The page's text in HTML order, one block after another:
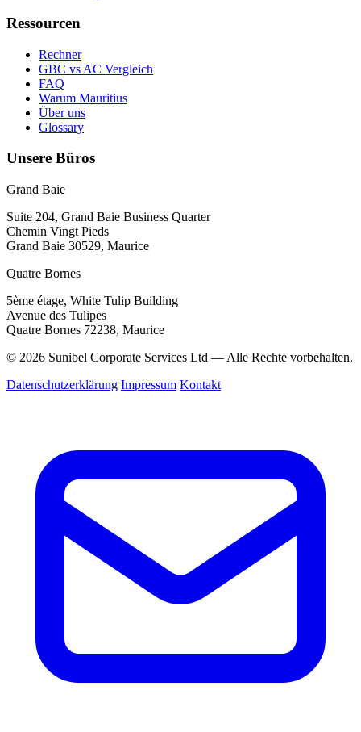
Ressourcen
Rechner
GBC vs AC Vergleich
FAQ
Warum Mauritius
Über uns
Glossary
Unsere Büros
Grand Baie
Suite 204, Grand Baie Business Quarter
Chemin Vingt Pieds
Grand Baie 30529, Maurice
Quatre Bornes
5ème étage, White Tulip Building
Avenue des Tulipes
Quatre Bornes 72238, Maurice
© 2026 Sunibel Corporate Services Ltd — Alle Rechte vorbehalten.
Datenschutzerklärung Impressum Kontakt